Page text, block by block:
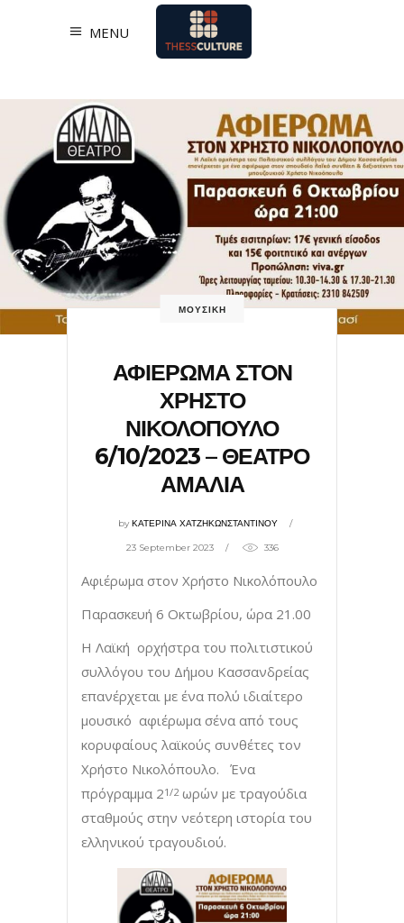
MENU
ΜΟΥΣΙΚΗ
ΑΦΙΕΡΩΜΑ ΣΤΟΝ
ΧΡΗΣΤΟ
ΝΙΚΟΛΟΠΟΥΛΟ
6/10/2023 – ΘΕΑΤΡΟ
ΑΜΑΛΙΑ
byΚΑΤΕΡΙΝΑ ΧΑΤΖΗΚΩΝΣΤΑΝΤΙΝΟΥ
23 September 2023 336
Αφιέρωμα στον Χρήστο Νικολόπουλο
Παρασκευή 6 Οκτωβρίου, ώρα 21.00
Η Λαϊκή ορχήστρα του πολιτιστικού
συλλόγου του Δήμου Κασσανδρείας
επανέρχεται με ένα πολύ ιδιαίτερο
μουσικό αφιέρωμα σένα από τους
κορυφαίους λαϊκούς συνθέτες τον
Χρήστο Νικολόπουλο. Ένα
πρόγραμμα 21/2ωρών με τραγούδια
σταθμούς στην νεότερη ιστορία του
ελληνικού τραγουδιού.